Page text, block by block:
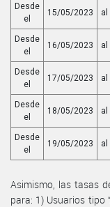
Desde
el
15/05/2023 al
Desde
el
16/05/2023 al
Desde
el
17/05/2023 al
Desde
el
18/05/2023 al
Desde
el
19/05/2023 al
Asimismo, las tasas
para: 1) Usuarios tipo